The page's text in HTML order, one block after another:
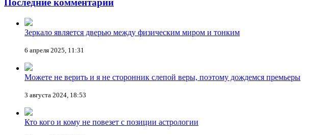
Последние комментарии
Зеркало является дверью между физическим миром и тонким
6 апреля 2025, 11:31
Можете не верить и я не сторонник слепой веры, поэтому дождемся премьеры
3 августа 2024, 18:53
Кто кого и кому не повезет с позиции астрологии